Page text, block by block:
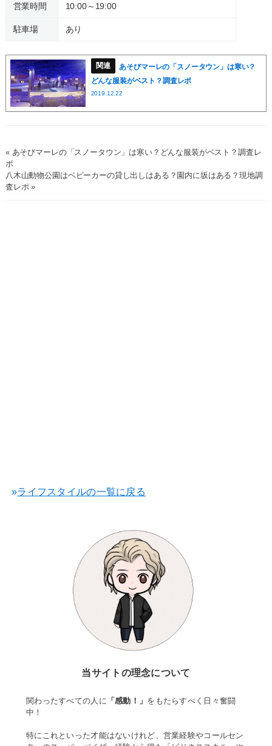
営業時間 10:00～19:00
駐車場 あり
あそびマーレの「スノータウン」は寒い？
どんな服装がベスト？調査レポ
2019.12.22
« あそびマーレの「スノータウン」は寒い？どんな服装がベスト？調査レ
ポ
八木山動物公園はベビーカーの貸し出しはある？園内に坂はある？現地調
査レポ »
»ライフスタイルの一覧に戻る
当サイトの理念について
関わったすべての人に 「感動！」 をもたらすべく日々奮闘
中！
特にこれといった才能はないけれど、営業経験やコールセン